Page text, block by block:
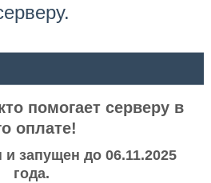
помогает серверу в
оплате!
запущен до 06.11.2025
года.